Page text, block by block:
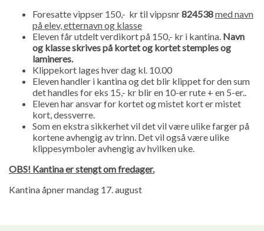
Foresatte vippser 150,- kr til vippsnr824538med navn
på elev, etternavn og klasse
Eleven får utdelt verdikort på 150,- kr i kantina. Navn
og klasse skrives på kortet og kortet stemples og
lamineres.
Klippekort lages hver dag kl. 10.00
Eleven handler i kantina og det blir klippet for den sum
det handles for eks 15,- kr blir en 10-er rute + en 5-er..
Eleven har ansvar for kortet og mistet kort er mistet
kort, dessverre.
Som en ekstra sikkerhet vil det vil være ulike farger på
kortene avhengig av trinn. Det vil også være ulike
klippesymboler avhengig av hvilken uke.
OBS! Kantina er stengt om fredager.
Kantina åpner mandag 17. august